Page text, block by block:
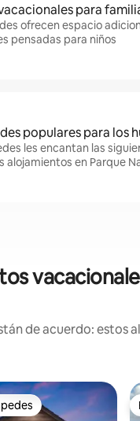
para
ofrecen espacio
pensadas para niños
populares para los
les encantan las
alojamientos en Parque
de acuerdo: